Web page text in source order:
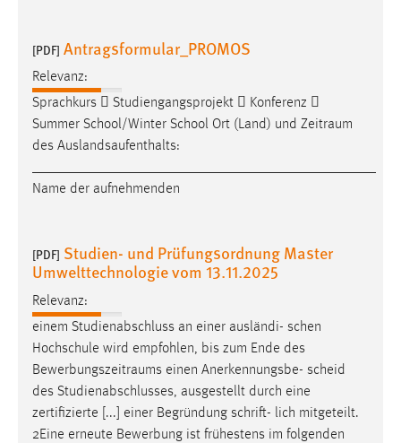
[PDF] Antragsformular_PROMOS
Relevanz:
Sprachkurs  Studiengangsprojekt  Konferenz 
Summer School/Winter School Ort (Land) und Zeitraum
des Auslandsaufenthalts:
Name der aufnehmenden
[PDF] Studien- und Prüfungsordnung Master
Umwelttechnologie vom 13.11.2025
Relevanz:
einem Studienabschluss an einer ausländi- schen
Hochschule wird empfohlen, bis zum Ende des
Bewerbungszeitraums einen Anerkennungsbe- scheid
des Studienabschlusses, ausgestellt durch eine
zertifizierte [...] einer Begründung schrift- lich mitgeteilt.
2Eine erneute Bewerbung ist frühestens im folgenden